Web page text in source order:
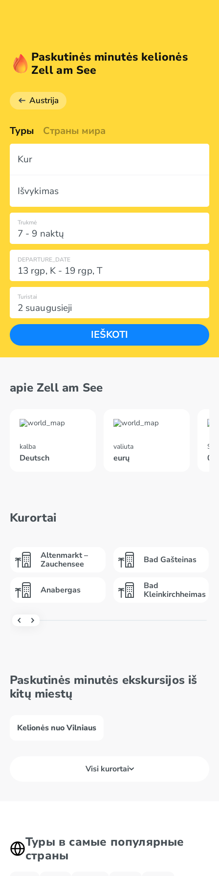
Paskutinės minutės kelionės
Zell am See
Austrija
Туры Страны мира
Kur
Išvykimas
7 - 9 naktų
Trukmė
DEPARTURE_DATE
13 rgp, K- 19 rgp, T
2 suaugusieji
Turistai
IEŠKOTI
apie Zell am See
kalba
Deutsch
valiuta
eurų
Kurortai
Altenmarkt –
Zauchensee
Anabergas
Bad Gašteinas
Bad
Kleinkirchheimas
Paskutinės minutės ekskursijos iš
kitų miestų
Kelionės nuo Vilniaus
Visi kurortai
Туры в самые популярные
страны